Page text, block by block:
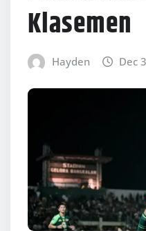
Klasemen
Hayden Dec